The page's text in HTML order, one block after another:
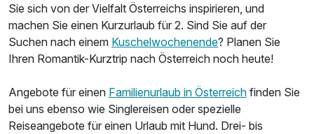
Sie sich von der Vielfalt Österreichs inspirieren, und
machen Sie einen Kurzurlaub für 2. Sind Sie auf der
Suchen nach einem Kuschelwochenende? Planen Sie
Ihren Romantik-Kurztrip nach Österreich noch heute!
Angebote für einen Familienurlaub in Österreich finden Sie
bei uns ebenso wie Singlereisen oder spezielle
Reiseangebote für einen Urlaub mit Hund. Drei- bis